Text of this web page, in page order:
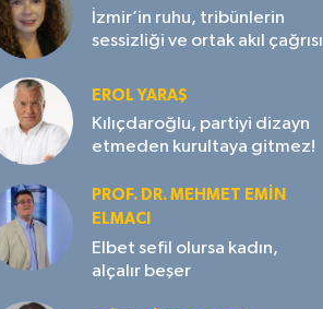
İzmir’in ruhu, tribünlerin
sessizliği ve ortak akıl çağrısı
EROL YARAŞ
Kılıçdaroğlu, partiyi dizayn
etmeden kurultaya gitmez!
PROF. DR. MEHMET EMIN
ELMACI
Elbet sefil olursa kadın,
alçalır beşer